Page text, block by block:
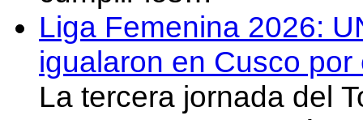
Liga Femenina 2026:
igualaron en Cusco
La tercera jornada del